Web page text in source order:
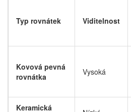
Typ rovnátek Viditelnost
Kovová pevná
rovnátka
Vysoká
Keramická